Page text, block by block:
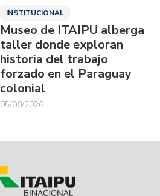
INSTITUCIONAL
Museo de ITAIPU alberga
taller donde exploran
historia del trabajo
forzado en el Paraguay
colonial
05/08/2026